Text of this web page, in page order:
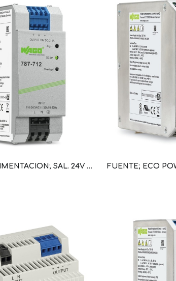
FUENTE ALIMENTACION; SAL. 24V DC; 2,5 A; PROTEC CON. EN PARALELO, CORTOCIRCUITO; AJUSTE SAL; LED (WAG100606 / 787-712)